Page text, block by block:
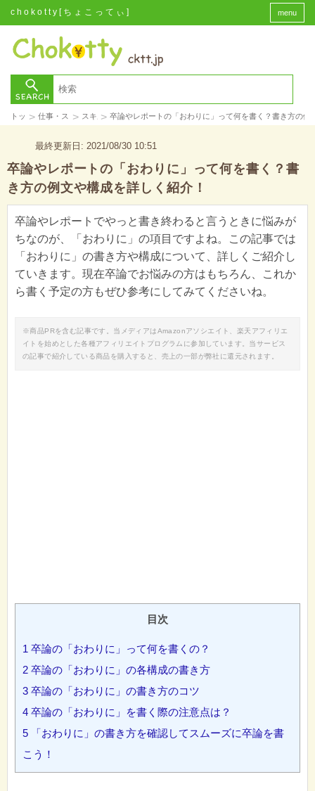
chokotty[ちょこってぃ] menu
トップ> 仕事・スキル
> スキル> 卒論やレポートの「おわりに」って何を書く？書き方の例
最終更新日: 2021/08/30 10:51
卒論やレポートの「おわりに」って何を書く？書
き方の例文や構成を詳しく紹介！
卒論やレポートでやっと書き終わると言うときに悩みが
ちなのが、「おわりに」の項目ですよね。この記事では
「おわりに」の書き方や構成について、詳しくご紹介し
ていきます。現在卒論でお悩みの方はもちろん、これか
ら書く予定の方もぜひ参考にしてみてくださいね。
※商品PRを含む記事です。当メディアはAmazonアソシエイト、楽天アフィリエ
イトを始めとした各種アフィリエイトプログラムに参加しています。当サービス
の記事で紹介している商品を購入すると、売上の一部が弊社に還元されます。
目次
1 卒論の「おわりに」って何を書くの？
2 卒論の「おわりに」の各構成の書き方
3 卒論の「おわりに」の書き方のコツ
4 卒論の「おわりに」を書く際の注意点は？
5 「おわりに」の書き方を確認してスムーズに卒論を書
こう！